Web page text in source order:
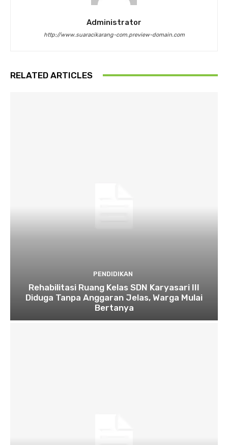
Administrator
http://www.suaracikarang-com.preview-domain.com
RELATED ARTICLES
PENDIDIKAN
Rehabilitasi Ruang Kelas SDN Karyasari III
Diduga Tanpa Anggaran Jelas, Warga Mulai
Bertanya